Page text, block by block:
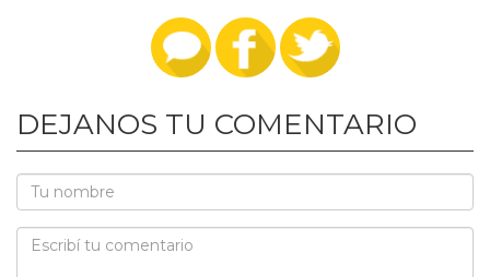
DEJANOS TU COMENTARIO